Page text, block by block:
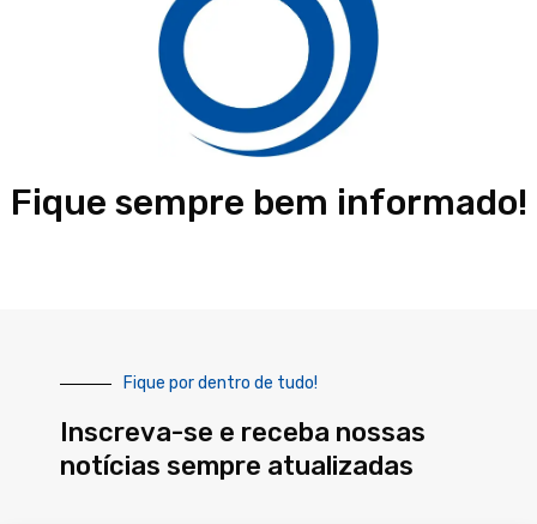
Fique sempre bem informado!
Fique por dentro de tudo!
Inscreva-se e receba nossas
notícias sempre atualizadas